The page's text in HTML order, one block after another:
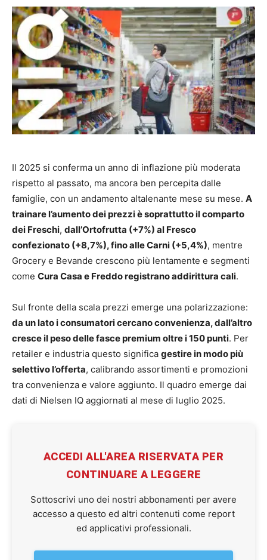
Il 2025 si conferma un anno di inflazione più moderata
rispetto al passato, ma ancora ben percepita dalle
famiglie, con un andamento altalenante mese su mese. A
trainare l’aumento dei prezzi è soprattutto il comparto
dei Freschi, dall’Ortofrutta (+7%) al Fresco
confezionato (+8,7%), fino alle Carni (+5,4%), mentre
Grocery e Bevande crescono più lentamente e segmenti
come Cura Casa e Freddo registrano addirittura cali.
Sul fronte della scala prezzi emerge una polarizzazione:
da un lato i consumatori cercano convenienza, dall’altro
cresce il peso delle fasce premium oltre i 150 punti. Per
retailer e industria questo significa gestire in modo più
selettivo l’offerta, calibrando assortimenti e promozioni
tra convenienza e valore aggiunto. Il quadro emerge dai
dati di Nielsen IQ aggiornati al mese di luglio 2025.
ACCEDI ALL'AREA RISERVATA PER
CONTINUARE A LEGGERE
Sottoscrivi uno dei nostri abbonamenti per avere
accesso a questo ed altri contenuti come report
ed applicativi professionali.